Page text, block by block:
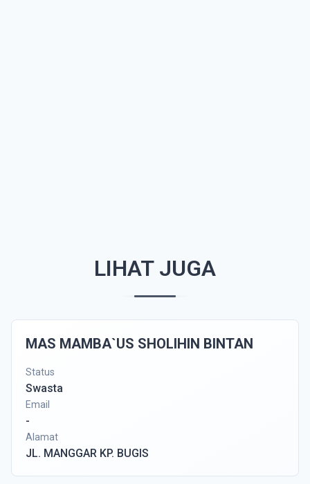
LIHAT JUGA
MAS MAMBA`US SHOLIHIN BINTAN
Status
Swasta
Email
-
Alamat
JL. MANGGAR KP. BUGIS